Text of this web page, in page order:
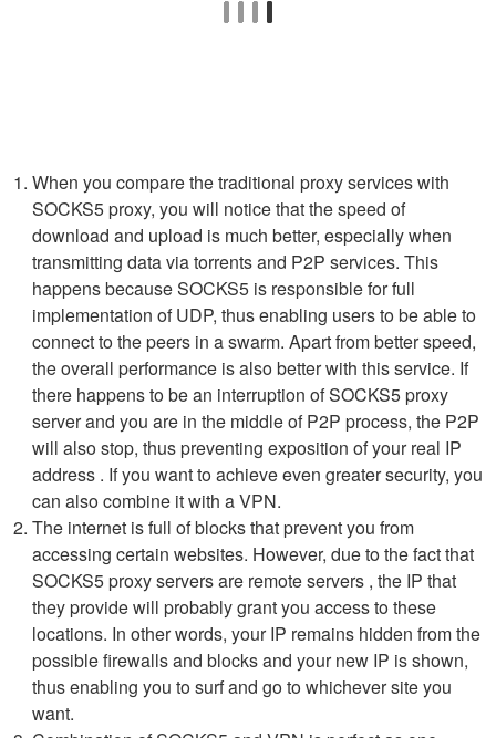
When you compare the traditional proxy services with
SOCKS5 proxy, you will notice that the speed of
download and upload is much better, especially when
transmitting data via torrents and P2P services. This
happens because SOCKS5 is responsible for full
implementation of UDP, thus enabling users to be able to
connect to the peers in a swarm. Apart from better speed,
the overall performance is also better with this service. If
there happens to be an interruption of SOCKS5 proxy
server and you are in the middle of P2P process, the P2P
will also stop, thus preventing exposition of your real IP
address . If you want to achieve even greater security, you
can also combine it with a VPN.
The internet is full of blocks that prevent you from
accessing certain websites. However, due to the fact that
SOCKS5 proxy servers are remote servers , the IP that
they provide will probably grant you access to these
locations. In other words, your IP remains hidden from the
possible firewalls and blocks and your new IP is shown,
thus enabling you to surf and go to whichever site you
want.